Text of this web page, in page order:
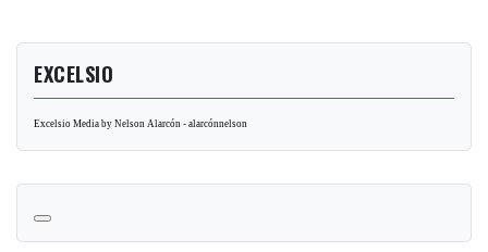
EXCELSIO
Excelsio Media by Nelson Alarcón - alarcónnelson